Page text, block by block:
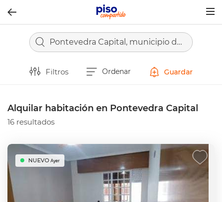
Pontevedra Capital, municipio de Pontevedra
Filtros Ordenar Guardar
Alquilar habitación en Pontevedra Capital
16 resultados
NUEVO Ayer